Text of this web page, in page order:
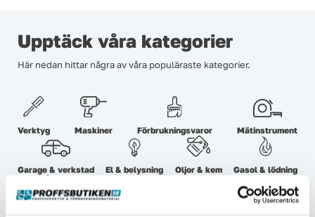
Upptäck våra kategorier
Här nedan hittar några av våra populäraste kategorier.
Verktyg Maskiner Förbrukningsvaror Mätinstrument
Garage & verkstad El & belysning Oljor & kem Gasol & lödning